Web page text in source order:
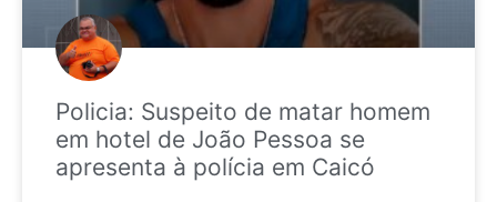
Policia: Suspeito de matar homem
em hotel de João Pessoa se
apresenta à polícia em Caicó